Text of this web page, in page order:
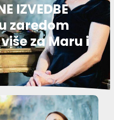
IZVEDBE
zaredom
za Maru i